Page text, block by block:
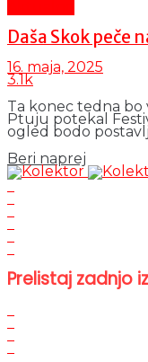
Daša Skok peče
16. maja, 2025
3.1k
Ta konec tedna bo
Ptuju potekal
ogled bodo
Beri naprej
Prelistaj zadnjo